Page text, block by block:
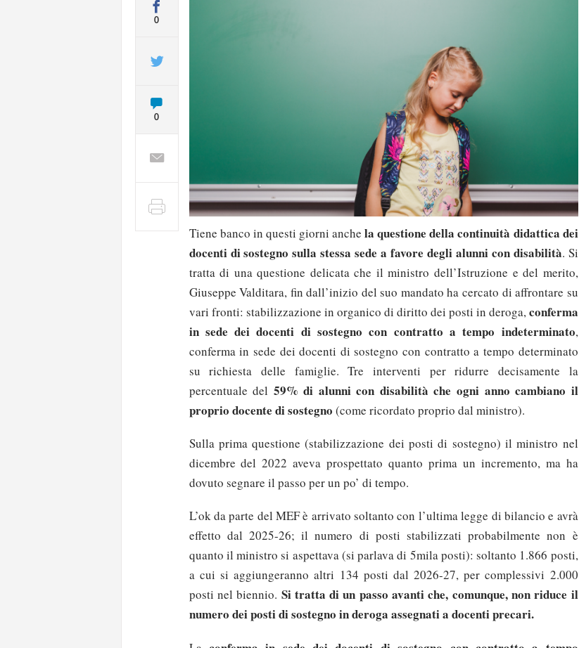
0
0
Tiene banco in questi giorni anche la questione della continuità didattica dei
docenti di sostegno sulla stessa sede a favore degli alunni con disabilità. Si
tratta di una questione delicata che il ministro dell’Istruzione e del merito,
Giuseppe Valditara, fin dall’inizio del suo mandato ha cercato di affrontare su
vari fronti: stabilizzazione in organico di diritto dei posti in deroga,conferma
in sede dei docenti di sostegno con contratto a tempo indeterminato,
conferma in sede dei docenti di sostegno con contratto a tempo determinato
su richiesta delle famiglie. Tre interventi per ridurre decisamente la
percentuale del 59% di alunni con disabilità che ogni anno cambiano il
proprio docente di sostegno (come ricordato proprio dal ministro).
Sulla prima questione (stabilizzazione dei posti di sostegno) il ministro nel
dicembre del 2022 aveva prospettato quanto prima un incremento, ma ha
dovuto segnare il passo per un po’ di tempo.
L’ok da parte del MEF è arrivato soltanto con l’ultima legge di bilancio e avrà
effetto dal 2025-26; il numero di posti stabilizzati probabilmente non è
quanto il ministro si aspettava (si parlava di 5mila posti): soltanto 1.866 posti,
a cui si aggiungeranno altri 134 posti dal 2026-27, per complessivi 2.000
posti nel biennio. Si tratta di un passo avanti che, comunque, non riduce il
numero dei posti di sostegno in deroga assegnati a docenti precari.